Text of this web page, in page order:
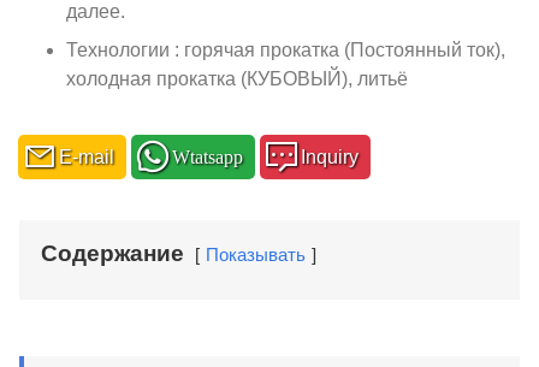
далее.
Технологии : горячая прокатка (Постоянный ток),
холодная прокатка (КУБОВЫЙ), литьё
E-mail Wtatsapp Inquiry
Содержание Показывать